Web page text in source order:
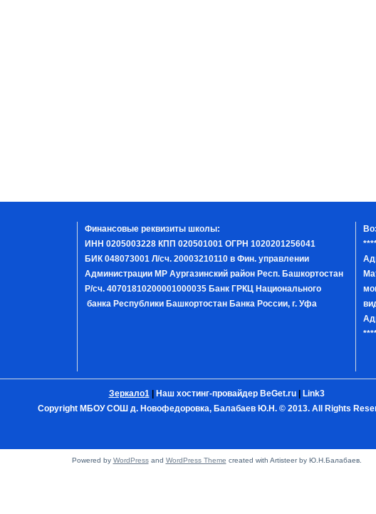
Финансовые реквизиты школы:
ИНН 0205003228 КПП 020501001 ОГРН 1020201256041
БИК 048073001 Л/сч. 20003210110 в Фин. управлении
Администрации МР Аургазинский район Респ. Башкортостан
Р/сч. 40701810200001000035 Банк ГРКЦ Национального
банка Республики Башкортостан Банка России, г. Уфа
Зеркало1| Наш хостинг-провайдер BeGet.ru|
Link3
Copyright МБОУ СОШ д. Новофедоровка, Балабаев Ю.Н. © 2013. All Rights
Powered by WordPressand WordPress Theme created with Artisteer by Ю.Н.Балабаев.